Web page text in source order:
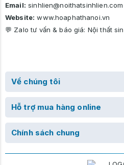
Email: sinhlien@noithatsinhlien.com
Website: www.hoaphathanoi.vn
💬 Zalo tư vấn & báo giá: Nội thất
Về chúng tôi
Hỗ trợ mua hàng online
Chính sách chung